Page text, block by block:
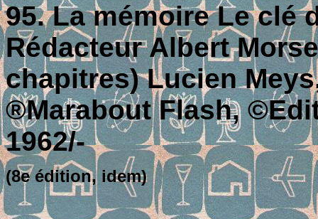
95. La mémoire Le clé
Rédacteur Albert
chapitres) Lucien
®Marabout Flash,
1962/-
(8e édition, idem)